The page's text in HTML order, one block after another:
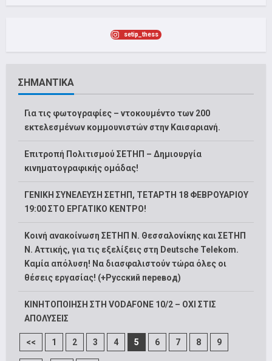
setip_thess
ΣΗΜΑΝΤΙΚΑ
Για τις φωτογραφίες – ντοκουμέντο των 200
εκτελεσμένων κομμουνιστών στην Καισαριανή.
Επιτροπή Πολιτισμού ΣΕΤΗΠ – Δημιουργία
κινηματογραφικής ομάδας!
ΓΕΝΙΚΗ ΣΥΝΕΛΕΥΣΗ ΣΕΤΗΠ, ΤΕΤΑΡΤΗ 18 ΦΕΒΡΟΥΑΡΙΟΥ
19:00 ΣΤΟ ΕΡΓΑΤΙΚΟ ΚΕΝΤΡΟ!
Κοινή ανακοίνωση ΣΕΤΗΠ Ν. Θεσσαλονίκης και ΣΕΤΗΠ
N. Αττικής, για τις εξελίξεις στη Deutsche Telekom.
Καμία απόλυση! Να διασφαλιστούν τώρα όλες οι
θέσεις εργασίας! (+Русский перевод)
ΚΙΝΗΤΟΠΟΙΗΣΗ ΣΤΗ VODAFONE 10/2 – ΟΧΙ ΣΤΙΣ
ΑΠΟΛΥΣΕΙΣ
<< 1 2 3 4 5 6 7 8 9